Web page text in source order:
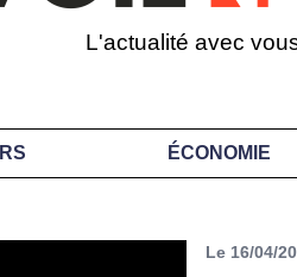
L'actualité avec
ÉCONOMIE
Le 16/04/